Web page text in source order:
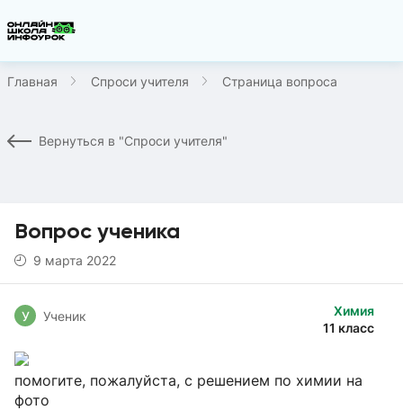
Главная Спроси учителя Страница вопроса
Вернуться в "Спроси учителя"
Вопрос ученика
9 марта 2022
Химия
11 класс
У Ученик
помогите, пожалуйста, с решением по химии на
фото